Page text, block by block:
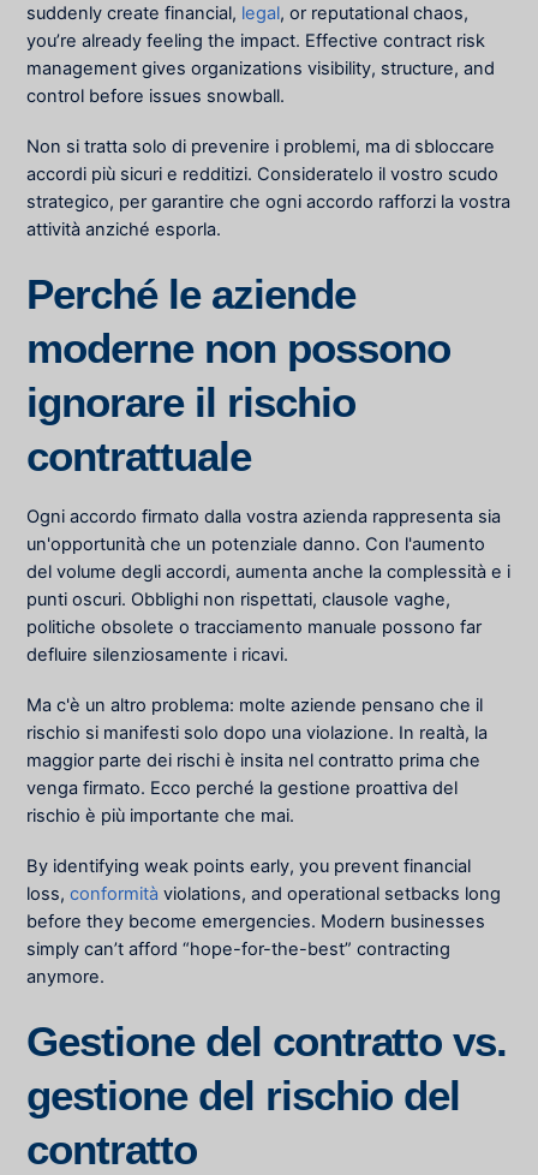
suddenly create financial, legal, or reputational chaos,
you’re already feeling the impact. Effective contract risk
management gives organizations visibility, structure, and
control before issues snowball.
Non si tratta solo di prevenire i problemi, ma di sbloccare
accordi più sicuri e redditizi. Consideratelo il vostro scudo
strategico, per garantire che ogni accordo rafforzi la vostra
attività anziché esporla.
Perché le aziende
moderne non possono
ignorare il rischio
contrattuale
Ogni accordo firmato dalla vostra azienda rappresenta sia
un'opportunità che un potenziale danno. Con l'aumento
del volume degli accordi, aumenta anche la complessità e i
punti oscuri. Obblighi non rispettati, clausole vaghe,
politiche obsolete o tracciamento manuale possono far
defluire silenziosamente i ricavi.
Ma c'è un altro problema: molte aziende pensano che il
rischio si manifesti solo dopo una violazione. In realtà, la
maggior parte dei rischi è insita nel contratto prima che
venga firmato. Ecco perché la gestione proattiva del
rischio è più importante che mai.
By identifying weak points early, you prevent financial
loss,conformità violations, and operational setbacks long
before they become emergencies. Modern businesses
simply can’t afford “hope-for-the-best” contracting
anymore.
Gestione del contratto vs.
gestione del rischio del
contratto